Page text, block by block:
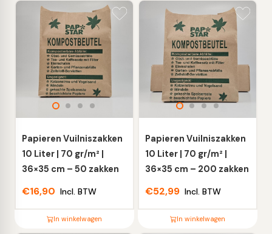
meerdere
variaties.
worden
op
de
meerdere
variaties.
Deze
optie
worden
op
de
Papieren Vuilniszakken
10 Liter | 70 gr/m² |
36×35 cm – 50 zakken
€16,90 Incl. BTW
In winkelwagen
Papieren Vuilniszakken
10 Liter | 70 gr/m² |
36×35 cm – 200 zakken
€52,99 Incl. BTW
In winkelwagen